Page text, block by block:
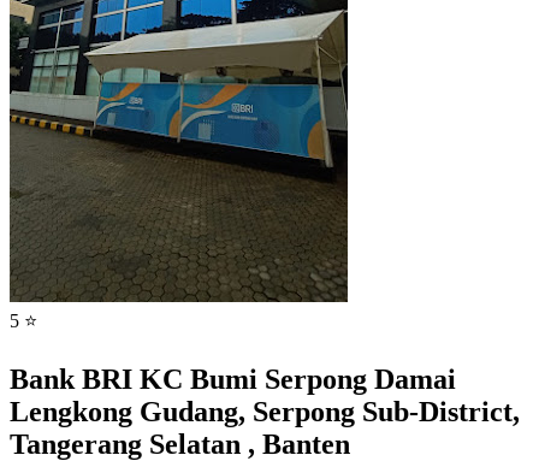
5 ⭐
Bank BRI KC Bumi Serpong Damai
Lengkong Gudang, Serpong Sub-District,
Tangerang Selatan , Banten